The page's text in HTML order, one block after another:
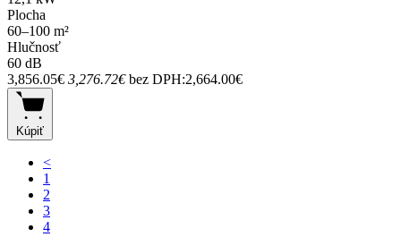
Plocha
60–100 m²
Hlučnosť
60 dB
3,856.05€ 3,276.72€ bez DPH:2,664.00€
Kúpiť
<
1
2
3
4